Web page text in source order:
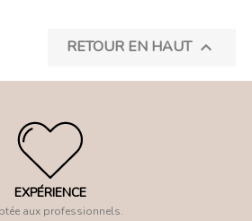
RETOUR EN HAUT 
EXPÉRIENCE
aux professionnels.